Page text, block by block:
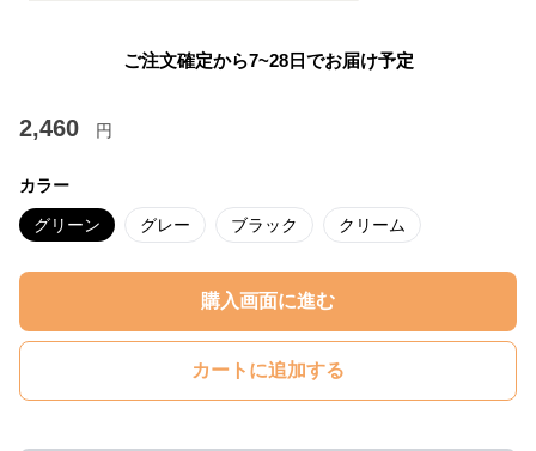
ご注文確定から7~28日でお届け予定
2,460 円
カラー
グリーン グレー ブラック クリーム
購入画面に進む
カートに追加する